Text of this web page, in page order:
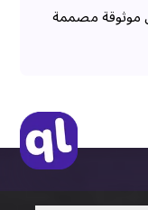
موثوقة مصممة